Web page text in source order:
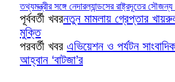
তথ্যমন্ত্রীর সঙ্গে নেদারল্যান্ডসের রাষ্ট্রদূতের সৌজন্য
পূর্ববর্তী খবরনতুন মামলায় গ্রেপ্তার
মুক্তি
পরবর্তী খবর এভিয়েশন ও পর্যটন
আহ্বান ‘বাটজা’র